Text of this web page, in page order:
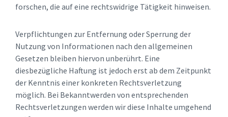
forschen, die auf eine rechtswidrige Tätigkeit hinweisen.
Verpflichtungen zur Entfernung oder Sperrung der
Nutzung von Informationen nach den allgemeinen
Gesetzen bleiben hiervon unberührt. Eine
diesbezügliche Haftung ist jedoch erst ab dem Zeitpunkt
der Kenntnis einer konkreten Rechtsverletzung
möglich. Bei Bekanntwerden von entsprechenden
Rechtsverletzungen werden wir diese Inhalte umgehend